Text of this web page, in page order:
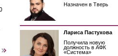
Назначен в Тверь
Лариса Пастухова
Получила новую
должность в АФК
«Система»